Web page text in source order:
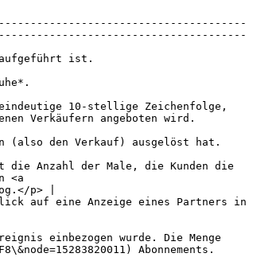
ist.
10-stellige Zeichenfolge,
Verkäufern angeboten wird.
den Verkauf) ausgelöst hat.
Anzahl der Male, die Kunden die
<a
p> |
auf eine Anzeige eines Partners in
einbezogen wurde. Die Menge
Abonnements.